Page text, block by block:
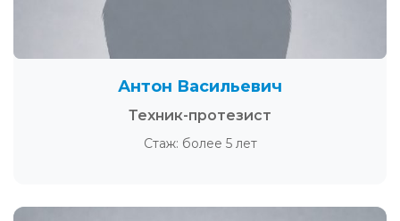
Антон Васильевич
Техник-протезист
Стаж: более 5 лет